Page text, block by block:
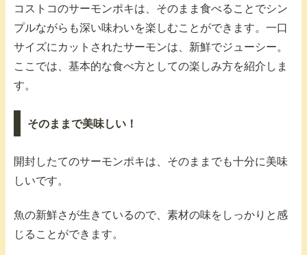
コストコのサーモンポキは、そのまま食べることでシン
プルながらも深い味わいを楽しむことができます。一口
サイズにカットされたサーモンは、新鮮でジューシー。
ここでは、基本的な食べ方としての楽しみ方を紹介しま
す。
そのままで美味しい！
開封したてのサーモンポキは、そのままでも十分に美味
しいです。
魚の新鮮さが生きているので、素材の味をしっかりと感
じることができます。